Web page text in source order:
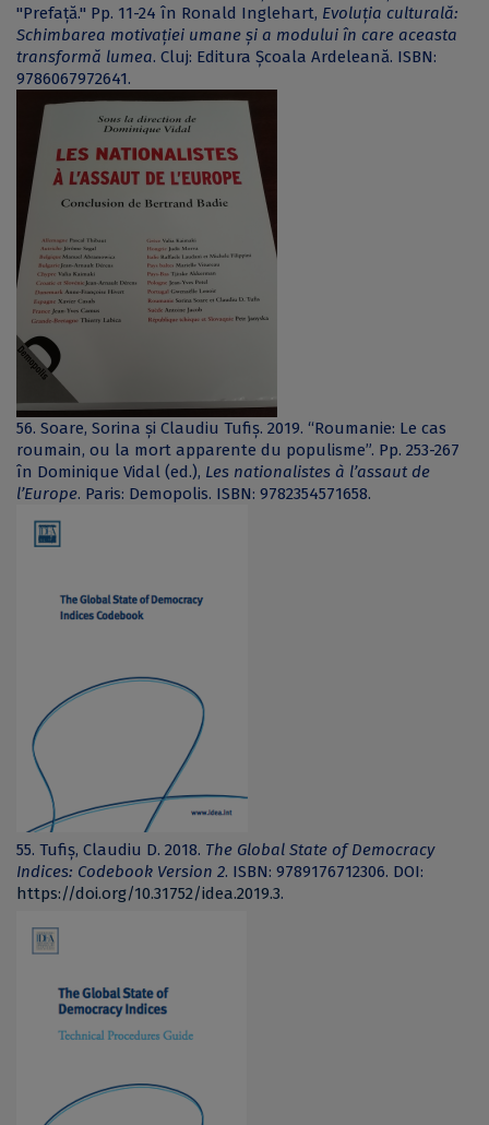
"Prefață." Pp. 11-24 în Ronald Inglehart, Evoluția culturală:
Schimbarea motivației umane și a modului în care aceasta
transformă lumea. Cluj: Editura Școala Ardeleană. ISBN:
9786067972641.
56. Soare, Sorina și Claudiu Tufiș. 2019. “Roumanie: Le cas
roumain, ou la mort apparente du populisme”. Pp. 253-267
în Dominique Vidal (ed.), Les nationalistes à l’assaut de
l’Europe. Paris: Demopolis. ISBN: 9782354571658.
55. Tufiș, Claudiu D. 2018. The Global State of Democracy
Indices: Codebook Version 2. ISBN: 9789176712306. DOI:
https://doi.org/10.31752/idea.2019.3.